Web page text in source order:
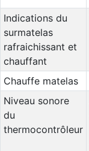
Indications du
surmatelas
rafraichissant et
chauffant
Chauffe matelas
Niveau sonore
du
thermocontrôleur